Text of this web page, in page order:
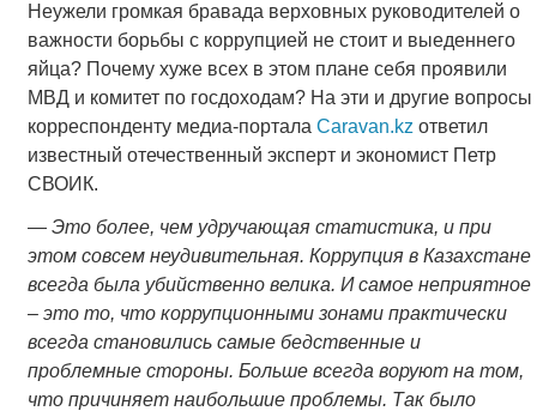
Неужели громкая бравада верховных руководителей о
важности борьбы с коррупцией не стоит и выеденнего
яйца? Почему хуже всех в этом плане себя проявили
МВД и комитет по госдоходам? На эти и другие вопросы
корреспонденту медиа-портала Caravan.kzответил
известный отечественный эксперт и экономист Петр
СВОИК.
— Это более, чем удручающая статистика, и при
этом совсем неудивительная. Коррупция в Казахстане
всегда была убийственно велика. И самое неприятное
– это то, что коррупционными зонами практически
всегда становились самые бедственные и
проблемные стороны. Больше всегда воруют на том,
что причиняет наибольшие проблемы. Так было